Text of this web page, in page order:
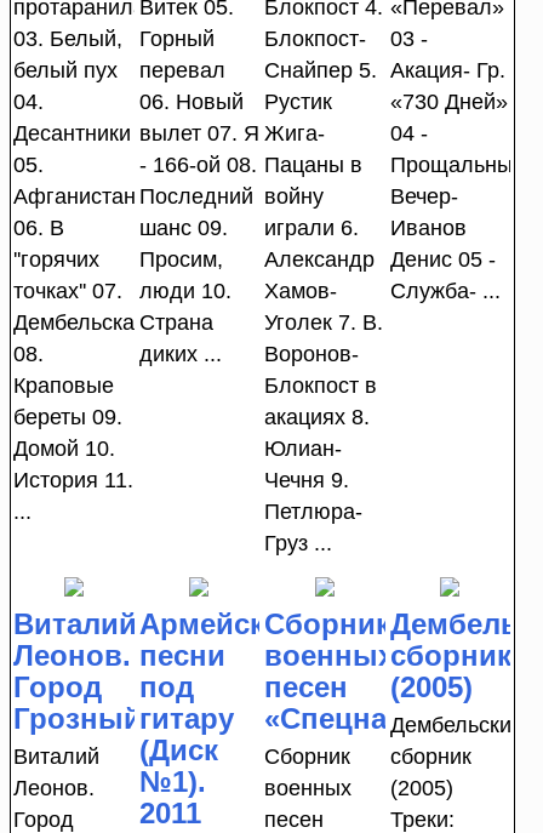
протаранила
03. Белый,
белый пух
04.
Десантники
05.
Афганистан
06. В
''горячих
точках'' 07.
Дембельская
08.
Краповые
береты 09.
Домой 10.
История 11.
...
Витек 05.
Горный
перевал
06. Новый
вылет 07. Я
- 166-ой 08.
Последний
шанс 09.
Просим,
люди 10.
Страна
диких ...
Блокпост 4.
Блокпост-
Снайпер 5.
Рустик
Жига-
Пацаны в
войну
играли 6.
Александр
Хамов-
Уголек 7. В.
Воронов-
Блокпост в
акациях 8.
Юлиан-
Чечня 9.
Петлюра-
Груз ...
«Перевал»
03 -
Акация- Гр.
«730 Дней»
04 -
Прощальный
Вечер-
Иванов
Денис 05 -
Служба- ...
Виталий
Леонов.
Город
Грозный
Виталий
Леонов.
Город
Армейские
песни
под
гитару
(Диск
№1).
2011
Сборник
военных
песен
«Спецназ»
Сборник
военных
песен
сборник
(2005)
Дембельский
сборник
(2005)
Треки: